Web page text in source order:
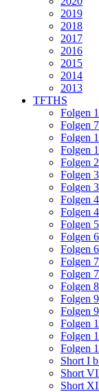
2019
2018
2017
2016
2015
2014
2013
TFTHS
Folgen
Folgen
Folgen
Folgen
Folgen
Folgen
Folgen
Folgen
Folgen
Folgen
Folgen
Folgen
Folgen
Folgen
Folgen
Folgen
Folgen
Folgen
Folgen
Folgen
Short I
Short
Short